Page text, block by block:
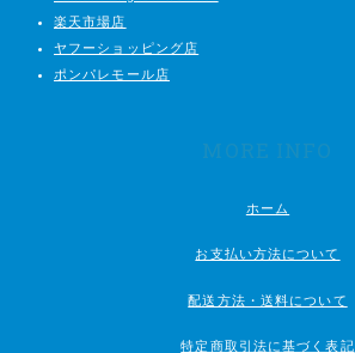
楽天市場店
ヤフーショッピング店
ポンパレモール店
MORE INFO
ホーム
お支払い方法について
配送方法・送料について
特定商取引法に基づく表記